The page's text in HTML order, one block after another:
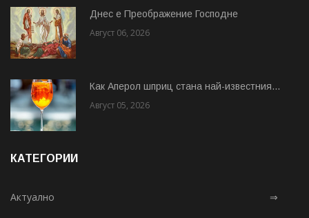
Днес е Преображение Господне
Август 06, 2026
Как Аперол шприц стана най-известния...
Август 05, 2026
КАТЕГОРИИ
Актуално ⇒